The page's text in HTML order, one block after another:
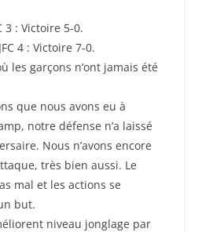
3 : Victoire 5-0.
4 : Victoire 7-0.
les garçons n’ont jamais été
que nous avons eu à
notre défense n’a laissé
Nous n’avons encore
très bien aussi. Le
mal et les actions se
but.
niveau jonglage par